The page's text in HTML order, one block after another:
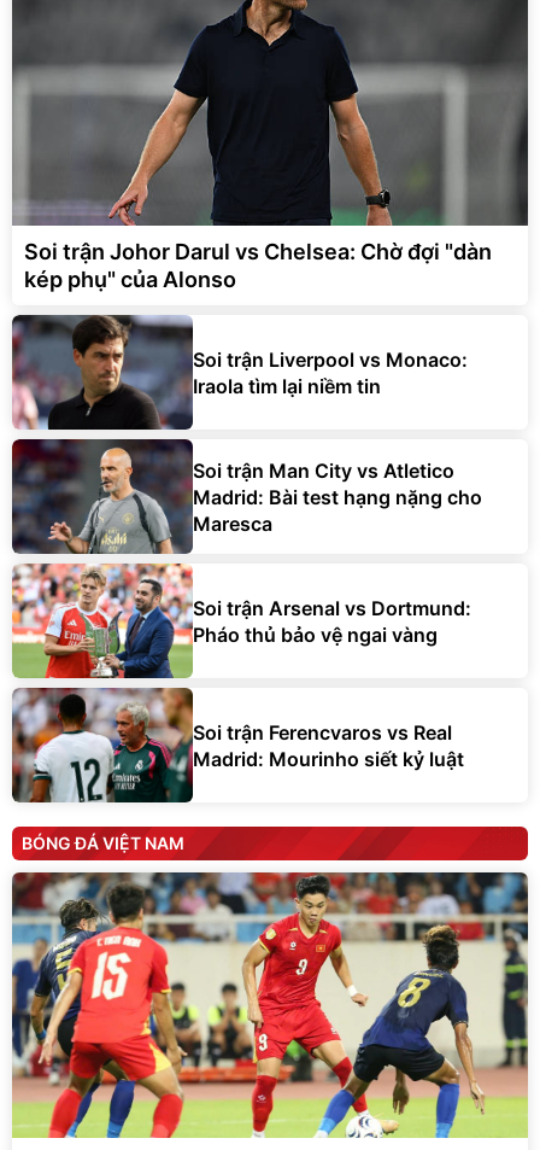
Soi trận Johor Darul vs Chelsea: Chờ đợi "dàn
kép phụ" của Alonso
Soi trận Liverpool vs Monaco:
Iraola tìm lại niềm tin
Soi trận Man City vs Atletico
Madrid: Bài test hạng nặng cho
Maresca
Soi trận Arsenal vs Dortmund:
Pháo thủ bảo vệ ngai vàng
Soi trận Ferencvaros vs Real
Madrid: Mourinho siết kỷ luật
BÓNG ĐÁ VIỆT NAM